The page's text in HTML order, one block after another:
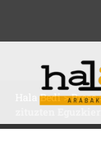
Hala Bedi>Press